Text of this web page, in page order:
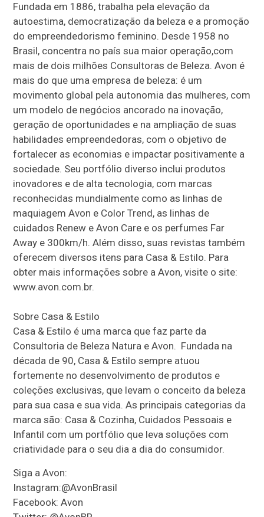
Fundada em 1886, trabalha pela elevação da
autoestima, democratização da beleza e a promoção
do empreendedorismo feminino. Desde 1958 no
Brasil, concentra no país sua maior operação,com
mais de dois milhões Consultoras de Beleza. Avon é
mais do que uma empresa de beleza: é um
movimento global pela autonomia das mulheres, com
um modelo de negócios ancorado na inovação,
geração de oportunidades e na ampliação de suas
habilidades empreendedoras, com o objetivo de
fortalecer as economias e impactar positivamente a
sociedade. Seu portfólio diverso inclui produtos
inovadores e de alta tecnologia, com marcas
reconhecidas mundialmente como as linhas de
maquiagem Avon e Color Trend, as linhas de
cuidados Renew e Avon Care e os perfumes Far
Away e 300km/h. Além disso, suas revistas também
oferecem diversos itens para Casa & Estilo. Para
obter mais informações sobre a Avon, visite o site:
www.avon.com.br.
Sobre Casa & Estilo
Casa & Estilo é uma marca que faz parte da
Consultoria de Beleza Natura e Avon. Fundada na
década de 90, Casa & Estilo sempre atuou
fortemente no desenvolvimento de produtos e
coleções exclusivas, que levam o conceito da beleza
para sua casa e sua vida. As principais categorias da
marca são: Casa & Cozinha, Cuidados Pessoais e
Infantil com um portfólio que leva soluções com
criatividade para o seu dia a dia do consumidor.
Siga a Avon:
Instagram:@AvonBrasil
Facebook: Avon